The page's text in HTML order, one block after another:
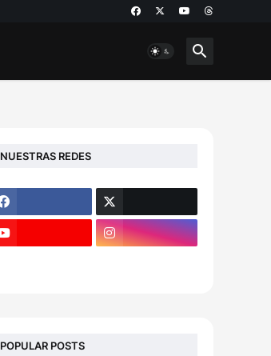
NUESTRAS REDES
POPULAR POSTS